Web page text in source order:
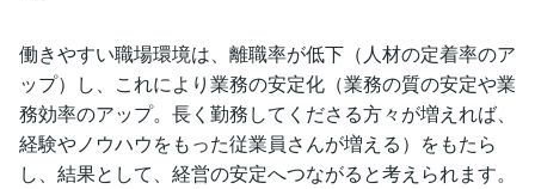
働きやすい職場環境は、離職率が低下（人材の定着率のア
ップ）し、これにより業務の安定化（業務の質の安定や業
務効率のアップ。長く勤務してくださる方々が増えれば、
経験やノウハウをもった従業員さんが増える）をもたら
し、結果として、経営の安定へつながると考えられます。